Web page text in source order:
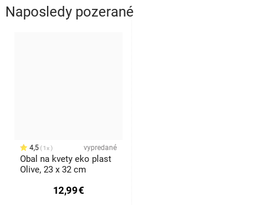
Naposledy pozerané
4,5 1x vypredané
Obal na kvety eko plast
Olive, 23 x 32 cm
12,99€